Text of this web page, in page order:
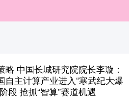
略 中国长城研究院院长李璇：
自主计算产业进入“寒武纪大爆
段 抢抓“智算”赛道机遇